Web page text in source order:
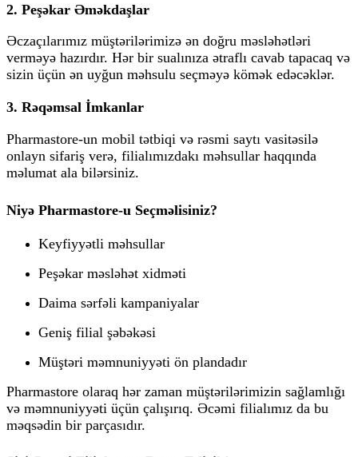
2. Peşəkar Əməkdaşlar
Əczaçılarımız müştərilərimizə ən doğru məsləhətləri
verməyə hazırdır. Hər bir sualınıza ətraflı cavab tapacaq və
sizin üçün ən uyğun məhsulu seçməyə kömək edəcəklər.
3. Rəqəmsal İmkanlar
Pharmastore-un mobil tətbiqi və rəsmi saytı vasitəsilə
onlayn sifariş verə, filialımızdakı məhsullar haqqında
məlumat ala bilərsiniz.
Niyə Pharmastore-u Seçməlisiniz?
Keyfiyyətli məhsullar
Peşəkar məsləhət xidməti
Daima sərfəli kampaniyalar
Geniş filial şəbəkəsi
Müştəri məmnuniyyəti ön plandadır
Pharmastore olaraq hər zaman müştərilərimizin sağlamlığı
və məmnuniyyəti üçün çalışırıq. Əcəmi filialımız da bu
məqsədin bir parçasıdır.